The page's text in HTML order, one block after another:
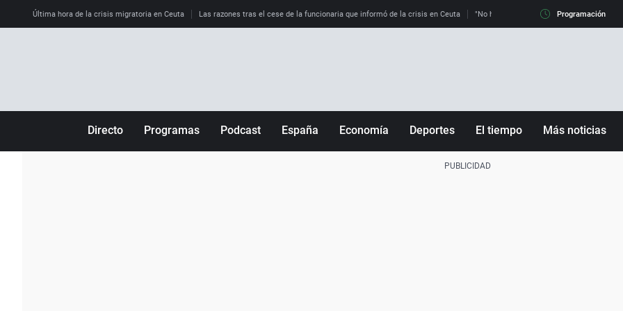
Última hora de la crisis migratoria en Ceuta Las razones tras el cese de la funcionaria que informó de la crisis en Ceuta "No hay mafias, que no nos engañen":
Programación
Directo Programas Podcast España Economía Deportes El tiempo Más noticias